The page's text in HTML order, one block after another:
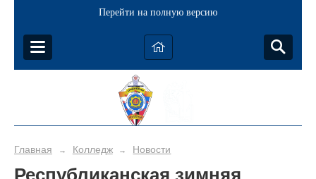
Перейти на полную версию
Главная → Колледж → Новости
Республиканская зимняя